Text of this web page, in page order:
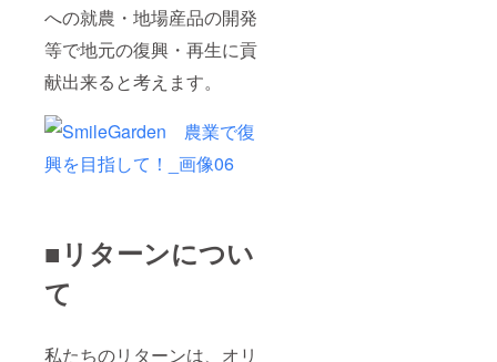
への就農・地場産品の開発
等で地元の復興・再生に貢
献出来ると考えます。
■リターンについ
て
私たちのリターンは、オリ